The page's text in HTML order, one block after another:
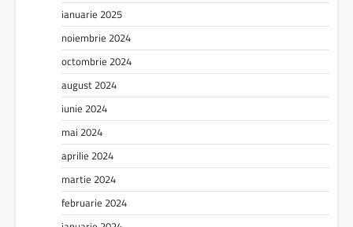
ianuarie 2025
noiembrie 2024
octombrie 2024
august 2024
iunie 2024
mai 2024
aprilie 2024
martie 2024
februarie 2024